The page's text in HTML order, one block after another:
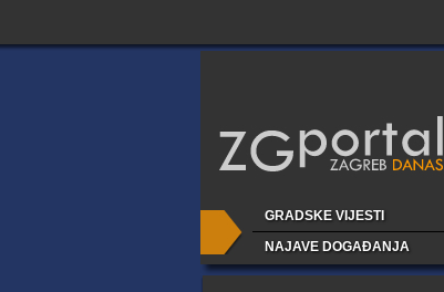
GRADSKE VIJESTI
NAJAVE DOGAĐANJA